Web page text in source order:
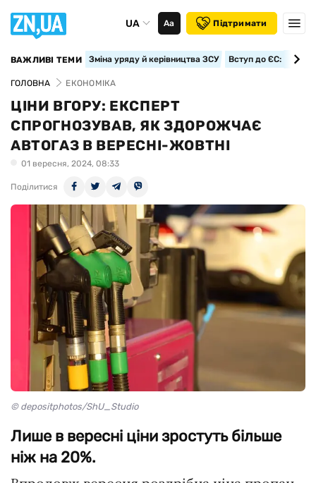
UA Аа Підтримати
ВАЖЛИВІ ТЕМИ Зміна уряду й керівництва ЗСУ Вступ до ЄС:
ГОЛОВНА ЕКОНОМІКА
ЦІНИ ВГОРУ: ЕКСПЕРТ
СПРОГНОЗУВАВ, ЯК ЗДОРОЖЧАЄ
АВТОГАЗ В ВЕРЕСНІ-ЖОВТНІ
01 вересня, 2024, 08:33
Поділитися
© depositphotos/ShU_Studio
Лише в вересні ціни зростуть більше
ніж на 20%.